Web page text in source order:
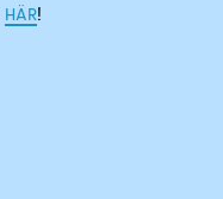
HÄR!